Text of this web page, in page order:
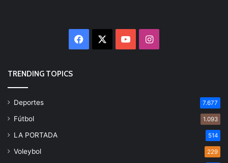
Facebook YouTubeInstagram
TRENDING TOPICS
Deportes 7.677
Fútbol 1.093
LA PORTADA 514
Voleybol 229